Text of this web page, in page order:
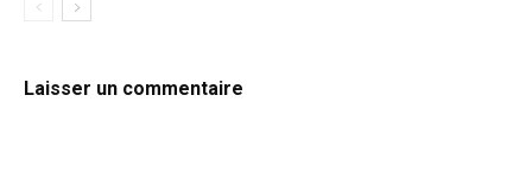
Laisser un commentaire